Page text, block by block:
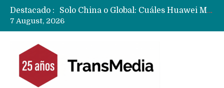
Destacado :
Data Centers de Huawei en Chile, México, Brasil,Perú y Argentina podrían verse afectados por arremetida de EE.UU
7 August, 2026